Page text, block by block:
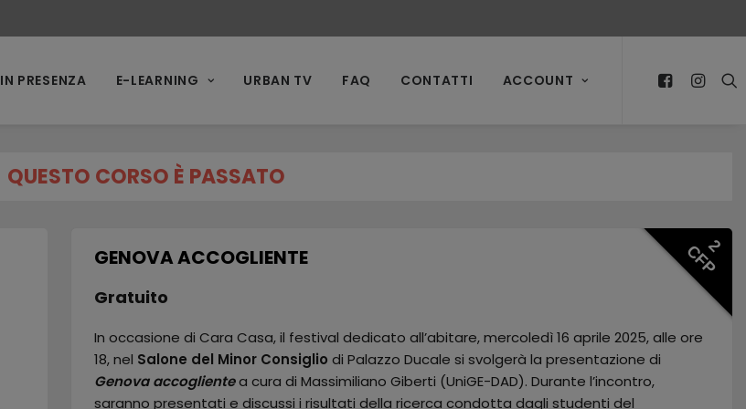
IN PRESENZA E-LEARNING URBAN TV FAQ CONTATTI ACCOUNT
QUESTO CORSO È PASSATO
2
CFP
GENOVA ACCOGLIENTE
Gratuito
In occasione di Cara Casa, il festival dedicato all’abitare, mercoledì 16 aprile 2025, alle ore
18, nel Salone del Minor Consiglio di Palazzo Ducale si svolgerà la presentazione di
Genova accoglientea cura di Massimiliano Giberti (UniGE-DAD). Durante l’incontro,
saranno presentati e discussi i risultati della ricerca condotta dagli studenti del